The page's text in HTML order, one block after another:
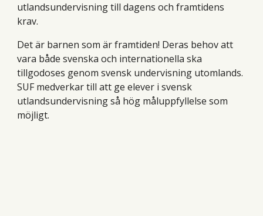
utlandsundervisning till dagens och framtidens
krav.
Det är barnen som är framtiden! Deras behov att
vara både svenska och internationella ska
tillgodoses genom svensk undervisning utomlands.
SUF medverkar till att ge elever i svensk
utlandsundervisning så hög måluppfyllelse som
möjligt.